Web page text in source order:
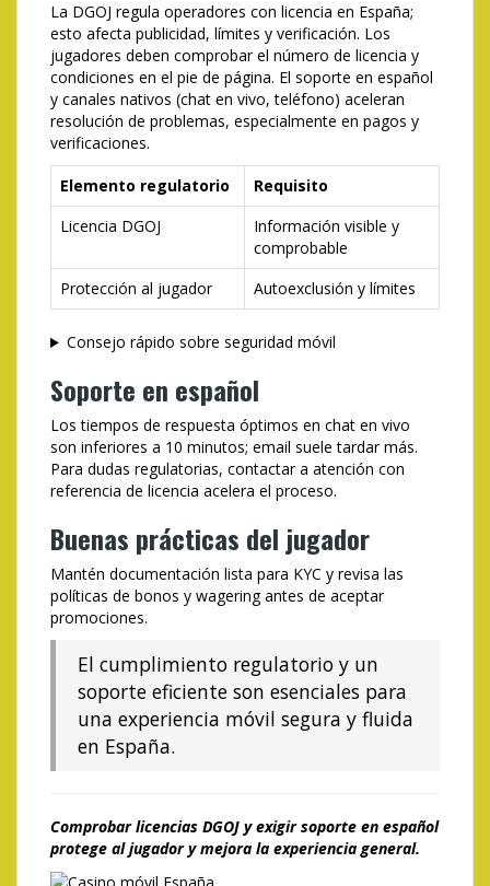
La DGOJ regula operadores con licencia en España;
esto afecta publicidad, límites y verificación. Los
jugadores deben comprobar el número de licencia y
condiciones en el pie de página. El soporte en español
y canales nativos (chat en vivo, teléfono) aceleran
resolución de problemas, especialmente en pagos y
verificaciones.
Elemento regulatorio
Requisito
Licencia DGOJ
Información visible y
comprobable
Protección al jugador
Autoexclusión y límites
Consejo rápido sobre seguridad móvil
Soporte en español
Los tiempos de respuesta óptimos en chat en vivo
son inferiores a 10 minutos; email suele tardar más.
Para dudas regulatorias, contactar a atención con
referencia de licencia acelera el proceso.
Buenas prácticas del jugador
Mantén documentación lista para KYC y revisa las
políticas de bonos y wagering antes de aceptar
promociones.
El cumplimiento regulatorio y un
soporte eficiente son esenciales para
una experiencia móvil segura y fluida
en España.
Comprobar licencias DGOJ y exigir soporte en español
protege al jugador y mejora la experiencia general.